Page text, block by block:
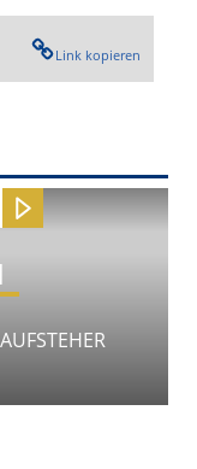
Link kopieren